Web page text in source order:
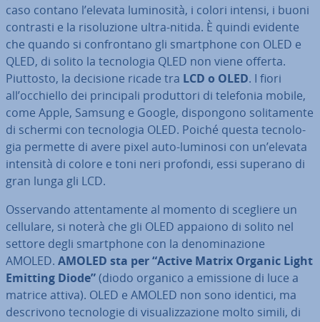
caso contano l’elevata lu­mi­no­si­tà, i colori intensi, i buoni
contrasti e la ri­so­lu­zio­ne ultra-nitida. È quindi evidente
che quando si con­fron­ta­no gli smart­pho­ne con OLED e
QLED, di solito la tec­no­lo­gia QLED non viene offerta.
Piuttosto, la decisione ricade tra LCD o OLED. I fiori
all’occhiello dei prin­ci­pa­li pro­dut­to­ri di telefonia mobile,
come Apple, Samsung e Google, di­spon­go­no so­li­ta­men­te
di schermi con tec­no­lo­gia OLED. Poiché questa tec­no­lo­
gia permette di avere pixel auto-luminosi con un’elevata
intensità di colore e toni neri profondi, essi superano di
gran lunga gli LCD.
Os­ser­van­do at­ten­ta­men­te al momento di scegliere un
cellulare, si noterà che gli OLED appaiono di solito nel
settore degli smart­pho­ne con la de­no­mi­na­zio­ne
AMOLED. AMOLED sta per “Active Matrix Organic Light
Emitting Diode”(diodo organico a emissione di luce a
matrice attiva). OLED e AMOLED non sono identici, ma
de­scri­vo­no tec­no­lo­gie di vi­sua­liz­za­zio­ne molto simili, di